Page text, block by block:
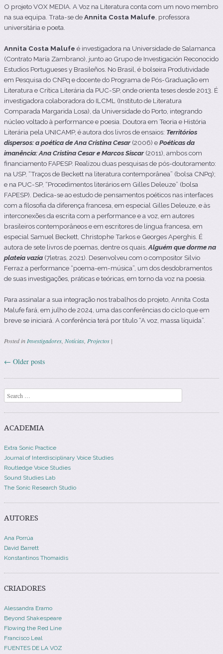
O projeto VOX MEDIA. A Voz na Literatura conta com um novo membro
na sua equipa. Trata-se deAnnita Costa Malufe , professora
universitária e poeta.
Annita Costa Malufe é investigadora na Universidade de Salamanca
(Contrato María Zambrano), junto ao Grupo de Investigación Reconocido
Estudios Portugueses y Brasileños. No Brasil, é bolseira Produtividade
em Pesquisa do CNPq e docente do Programa de Pós-Graduação em
Literatura e Crítica Literária da PUC-SP, onde orienta teses desde 2013. É
investigadora colaboradora do ILCML (Instituto de Literatura
Comparada Margarida Losa), da Universidade do Porto, integrando
núcleo voltado à performance e poesia. Doutora em Teoria e História
Literária pela UNICAMP, é autora dos livros de ensaios: Territórios
dispersos: a poética de Ana Cristina Cesar(2006) ePoéticas da
imanência: Ana Cristina Cesar e Marcos Siscar(2011), ambos com
financiamento FAPESP. Realizou duas pesquisas de pós-doutoramento:
na USP, “Traços de Beckett na literatura contemporânea” (bolsa CNPq);
e na PUC-SP, “Procedimentos literários em Gilles Deleuze” (bolsa
FAPESP). Dedica-se ao estudo de pensamentos poéticos nas interfaces
com a filosofia da diferença francesa, em especial Gilles Deleuze, e às
interconexões da escrita com a performance e a voz, em autores
brasileiros contemporâneos e em escritores de língua francesa, em
especial Samuel Beckett, Christophe Tarkos e Georges Aperghis. É
autora de sete livros de poemas, dentre os quais, Alguém que dorme na
plateia vazia (7letras, 2021). Desenvolveu com o compositor Silvio
Ferraz a performance “poema-em-música”, um dos desdobramentos
de suas investigações, práticas e teóricas, em torno da voz na poesia.
Para assinalar a sua integração nos trabalhos do projeto, Annita Costa
Malufe fará, em julho de 2024, uma das conferências do ciclo que em
breve se iniciará. A conferência terá por título “A voz, massa líquida”.
Posted in Investigadores Notícias Projectos |
Post navigation
← Older posts
Search
ACADEMIA
Extra Sonic Practice
Journal of Interdisciplinary Voice Studies
Routledge Voice Studies
Sound Studies Lab
The Sonic Research Studio
AUTORES
Ana Porrúa
David Barrett
Konstantinos Thomaidis
CRIADORES
Alessandra Eramo
Beyond Shakespeare
Flowing the Red Line
Francisco Leal
FUENTES DE LA VOZ